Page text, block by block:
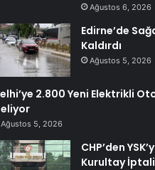
Ağustos 6, 2026
Edirne’de
Kaldırdı
Ağustos 5, 2026
2.800 Yeni Elektrikli
Ağustos 5, 2026
CHP’den
Kurultay İptali